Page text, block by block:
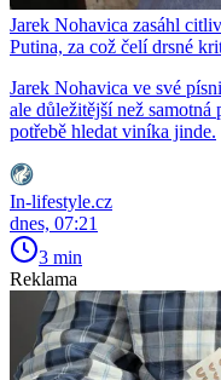
Jarek Nohavica zasáhl
Putina, za což čelí drsné
Jarek Nohavica ve své
ale důležitější než
potřebě hledat viníka jinde.
In-lifestyle.cz
dnes, 07:21
3 min
Reklama